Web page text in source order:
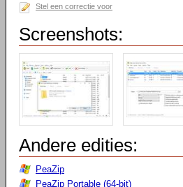
Stel een correctie voor
Screenshots:
Andere edities:
PeaZip
PeaZip Portable (64-bit)